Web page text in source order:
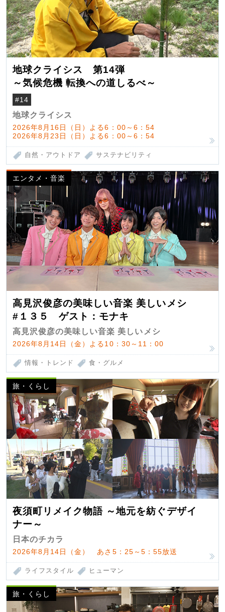
地球クライシス 第14弾
～気候危機 転換への道しるべ～
#14
地球クライシス
2026年8月16日（日）よる6：00～6：54
2026年8月23日（日）よる6：00～6：54
自然・アウトドア サステナビリティ
エンタメ・音楽
高見沢俊彦の美味しい音楽 美しいメシ
#１３５ ゲスト：モナキ
高見沢俊彦の美味しい音楽 美しいメシ
2026年8月14日（金）よる10：30～11：00
情報・トレンド 食・グルメ
旅・くらし
夜須町リメイク物語 ～地元を紡ぐデザイ
ナー～
日本のチカラ
2026年8月14日（金） あさ5：25～5：55放送
ライフスタイル ヒューマン
旅・くらし